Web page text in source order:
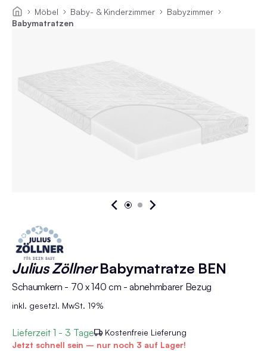
Möbel Baby- & Kinderzimmer
Babyzimmer
Babymatratzen
Julius ZöllnerBabymatratze BEN
Schaumkern - 70 x 140 cm - abnehmbarer Bezug
inkl. gesetzl. MwSt. 19%
Lieferzeit 1 - 3 Tage
Kostenfreie Lieferung
Jetzt schnell sein – nur noch 3 auf Lager!